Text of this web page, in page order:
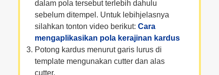
dalam pola tersebut terlebih dahulu
sebelum ditempel. Untuk lebihjelasnya
silahkan tonton video berikut: Cara
mengaplikasikan pola kerajinan kardus
Potong kardus menurut garis lurus di
template mengunakan cutter dan alas
cutter.